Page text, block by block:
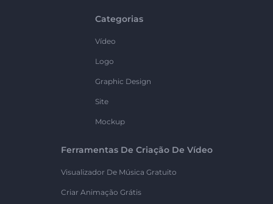
Categorias
Vídeo
Logo
Graphic Design
Site
Mockup
Ferramentas De Criação De Vídeo
Visualizador De Música Gratuito
Criar Animação Grátis